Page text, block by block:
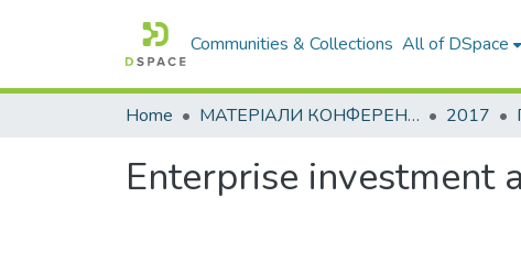
Communities & Collections All of DSpace
Home МАТЕРІАЛИ КОНФЕРЕНЦІЙ 2017
Еnterprise investment